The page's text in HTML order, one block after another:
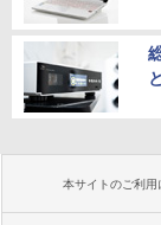
本サイトのご利用